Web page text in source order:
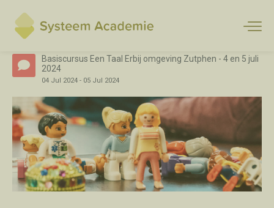
Basiscursus Een Taal Erbij omgeving Zutphen - 4 en 5 juli
2024
04 Jul 2024 - 05 Jul 2024